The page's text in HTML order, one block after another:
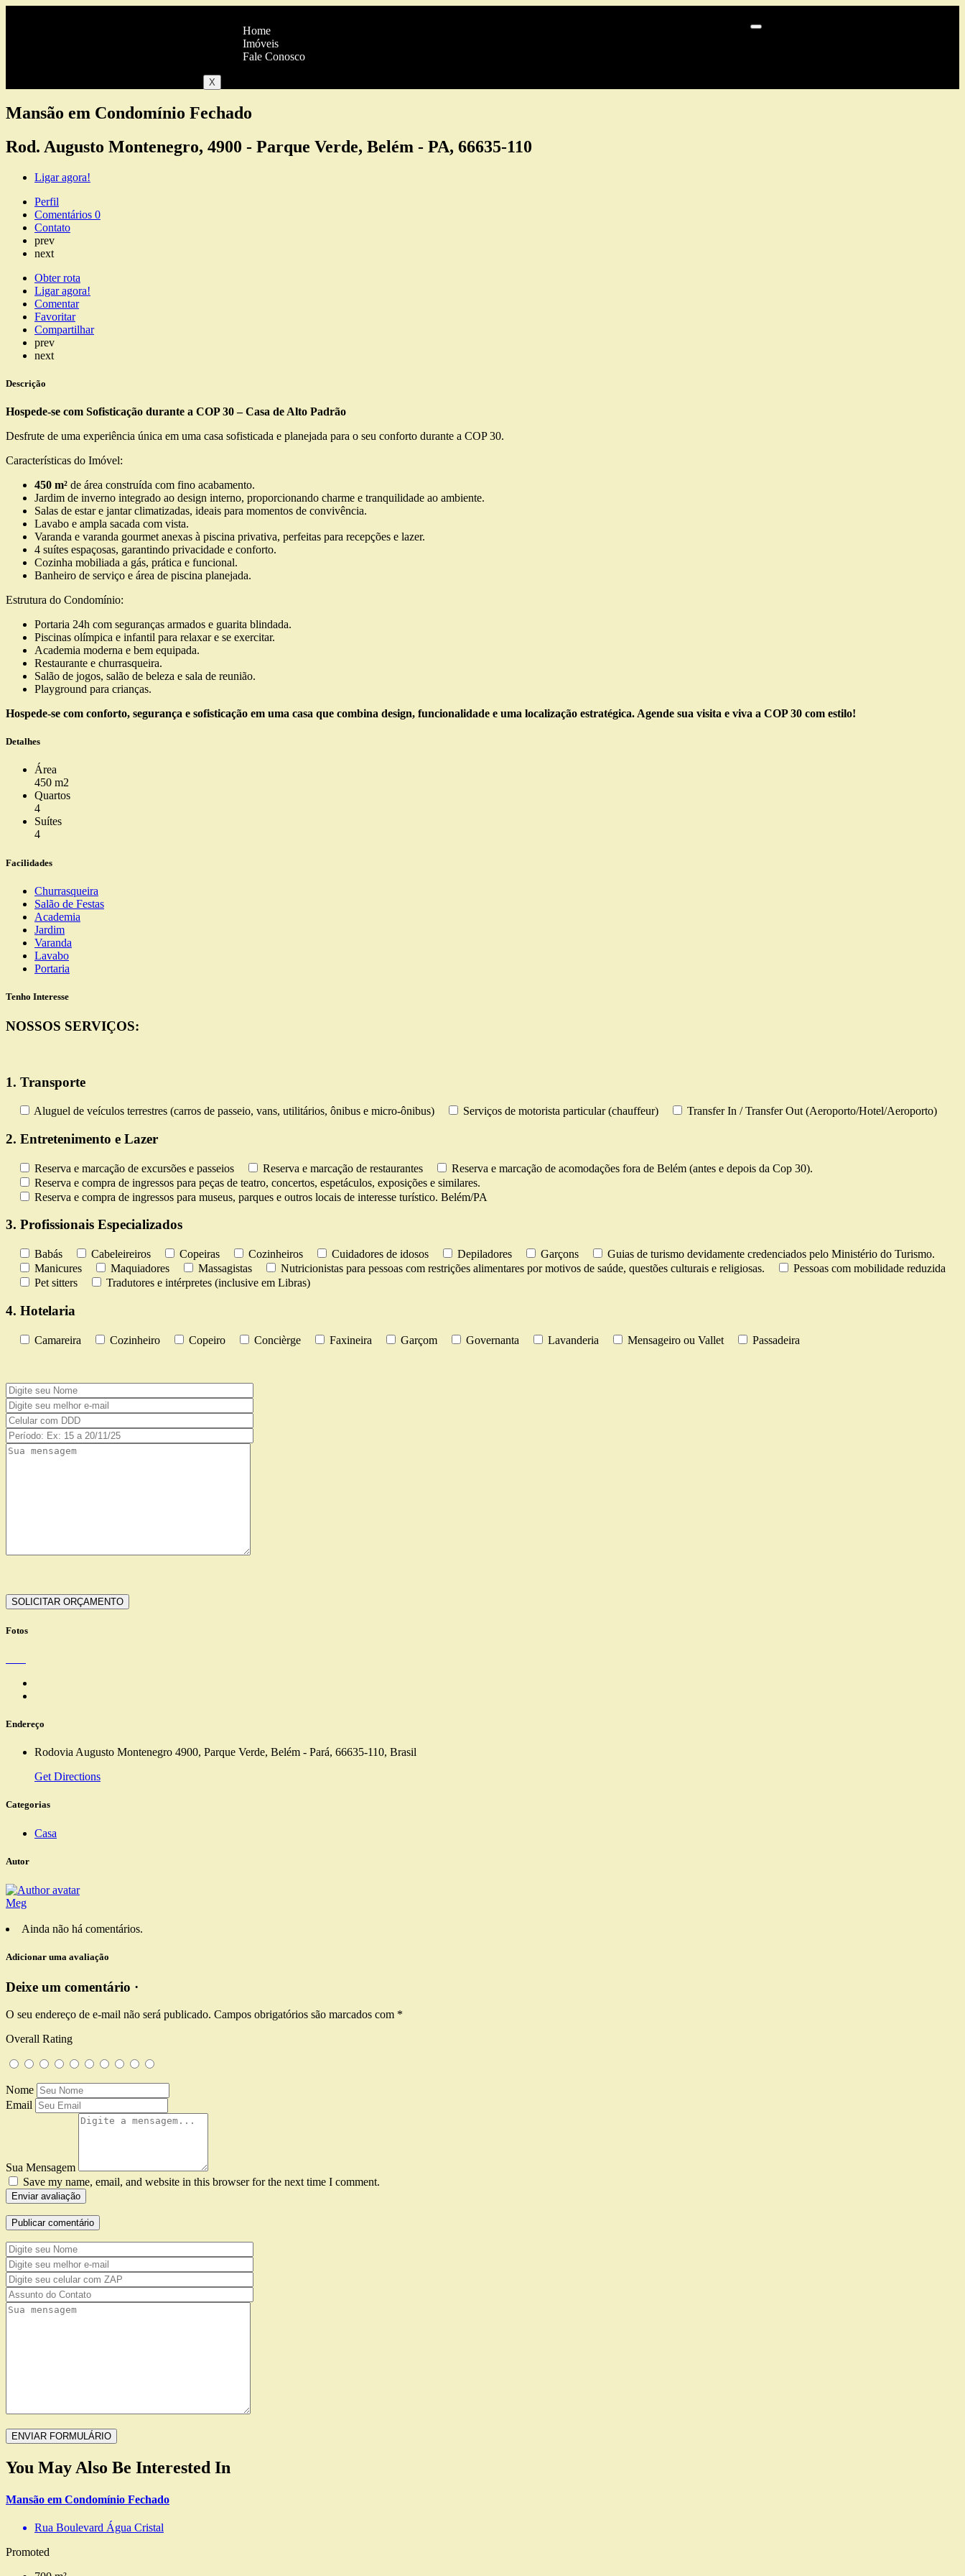
Home
Imóveis
Fale Conosco
X
Mansão em Condomínio Fechado
Rod. Augusto Montenegro, 4900 - Parque Verde, Belém - PA, 66635-110
Ligar agora!
Perfil
Comentários 0
Contato
prev
next
Obter rota
Ligar agora!
Comentar
Favoritar
Compartilhar
prev
next
Descrição
Hospede-se com Sofisticação durante a COP 30 – Casa de Alto Padrão
Desfrute de uma experiência única em uma casa sofisticada e planejada para o seu conforto durante a COP 30.
Características do Imóvel:
450 m² de área construída com fino acabamento.
Jardim de inverno integrado ao design interno, proporcionando charme e tranquilidade ao ambiente.
Salas de estar e jantar climatizadas, ideais para momentos de convivência.
Lavabo e ampla sacada com vista.
Varanda e varanda gourmet anexas à piscina privativa, perfeitas para recepções e lazer.
4 suítes espaçosas, garantindo privacidade e conforto.
Cozinha mobiliada a gás, prática e funcional.
Banheiro de serviço e área de piscina planejada.
Estrutura do Condomínio:
Portaria 24h com seguranças armados e guarita blindada.
Piscinas olímpica e infantil para relaxar e se exercitar.
Academia moderna e bem equipada.
Restaurante e churrasqueira.
Salão de jogos, salão de beleza e sala de reunião.
Playground para crianças.
Hospede-se com conforto, segurança e sofisticação em uma casa que combina design, funcionalidade e uma localização estratégica. Agende sua visita e viva a COP 30 com estilo!
Detalhes
Área
450 m2
Quartos
4
Suítes
4
Facilidades
Churrasqueira
Salão de Festas
Academia
Jardim
Varanda
Lavabo
Portaria
Tenho Interesse
NOSSOS SERVIÇOS:
1. Transporte
Aluguel de veículos terrestres (carros de passeio, vans, utilitários, ônibus e micro-ônibus) Serviços de motorista particular (chauffeur) Transfer In / Transfer Out (Aeroporto/Hotel/Aeroporto)
2. Entretenimento e Lazer
Reserva e marcação de excursões e passeios Reserva e marcação de restaurantes
Reserva e marcação de acomodações fora de Belém (antes e depois da Cop 30).
Reserva e compra de ingressos para peças de teatro, concertos, espetáculos, exposições e similares.
Reserva e compra de ingressos para museus, parques e outros locais de interesse turístico. Belém/PA
3. Profissionais Especializados
Babás Cabeleireiros Copeiras Cozinheiros Cuidadores de idosos Depiladores Garçons
Guias de turismo devidamente credenciados pelo Ministério do Turismo.
Manicures
Maquiadores Massagistas Nutricionistas para pessoas com restrições alimentares por motivos de saúde, questões culturais e religiosas.
Pessoas com mobilidade reduzida
Pet sitters
Tradutores e intérpretes (inclusive em Libras)
4. Hotelaria
Camareira Cozinheiro Copeiro Concièrge Faxineira Garçom Governanta Lavanderia Mensageiro ou Vallet Passadeira
Fotos
Endereço
Rodovia Augusto Montenegro 4900, Parque Verde, Belém - Pará, 66635-110, Brasil
Get Directions
Categorias
Casa
Autor
Meg
Ainda não há comentários.
Adicionar uma avaliação
Deixe um comentário ·
O seu endereço de e-mail não será publicado. Campos obrigatórios são marcados com *
Overall Rating
Nome
Email
Sua Mensagem
Save my name, email, and website in this browser for the next time I comment.
Enviar avaliação
You May Also Be Interested In
Mansão em Condomínio Fechado
Rua Boulevard Água Cristal
Promoted